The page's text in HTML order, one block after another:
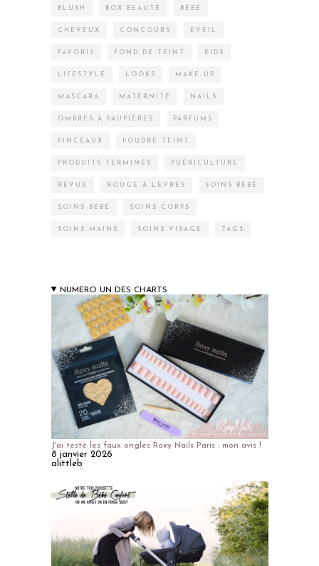
BLUSH BOX BEAUTÉ BÉBÉ
CHEVEUX CONCOURS EVEIL
FAVORIS FOND DE TEINT KIDS
LIFESTYLE LOOKS MAKE-UP
MASCARA MATERNITÉ NAILS
OMBRES À PAUPIÈRES PARFUMS
PINCEAUX POUDRE TEINT
PRODUITS TERMINÉS PUÉRICULTURE
REVUE ROUGE À LÈVRES SOINS BÉBÉ
SOINS BÉBÉ SOINS CORPS
SOINS MAINS SOINS VISAGE TAGS
NUMERO UN DES CHARTS
J'ai testé les faux ongles Roxy Nails Paris : mon avis !
8 janvier 2026
alittleb